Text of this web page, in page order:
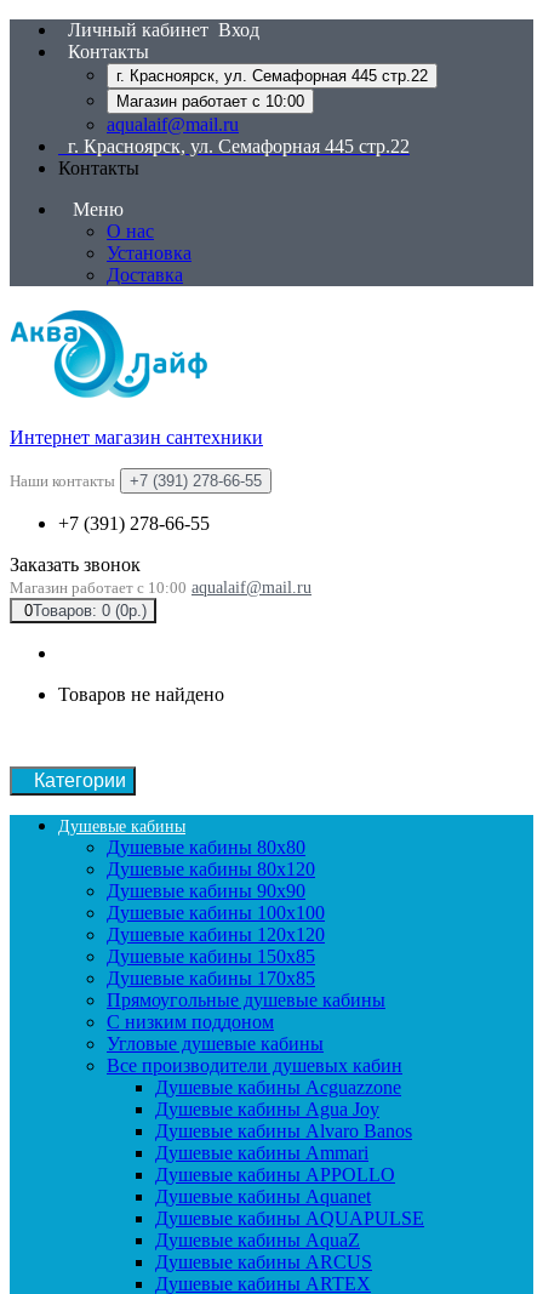
Личный кабинет Вход
Контакты
г. Красноярск, ул. Семафорная 445 стр.22
Магазин работает с 10:00
aqualaif@mail.ru
г. Красноярск, ул. Семафорная 445 стр.22
Контакты
Меню
О нас
Установка
Доставка
Интернет магазин сантехники
Наши контакты +7 (391) 278-66-55
+7 (391) 278-66-55
Заказать звонок
Магазин работает с 10:00 aqualaif@mail.ru
0Товаров: 0 (0р.)
Товаров не найдено
Категории
Душевые кабины
Душевые кабины 80x80
Душевые кабины 80x120
Душевые кабины 90х90
Душевые кабины 100x100
Душевые кабины 120x120
Душевые кабины 150x85
Душевые кабины 170x85
Прямоугольные душевые кабины
С низким поддоном
Угловые душевые кабины
Все производители душевых кабин
Душевые кабины Acguazzone
Душевые кабины Agua Joy
Душевые кабины Alvaro Banos
Душевые кабины Ammari
Душевые кабины APPOLLO
Душевые кабины Aquanet
Душевые кабины AQUAPULSE
Душевые кабины AquaZ
Душевые кабины ARCUS
Душевые кабины ARTEX